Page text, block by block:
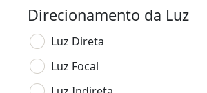
Direcionamento da Luz
Luz Direta
Luz Focal